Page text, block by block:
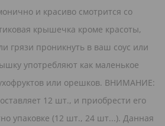
и красиво смотрится со
крышечка кроме красоты,
грязи проникнуть в ваш соус или
употребляют как маленькое
или орешков. ВНИМАНИЕ:
12 шт., и приобрести его
упаковке (12 шт., 24 шт...). Данная